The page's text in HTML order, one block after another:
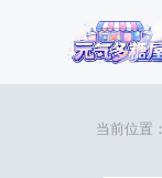
当前位置：